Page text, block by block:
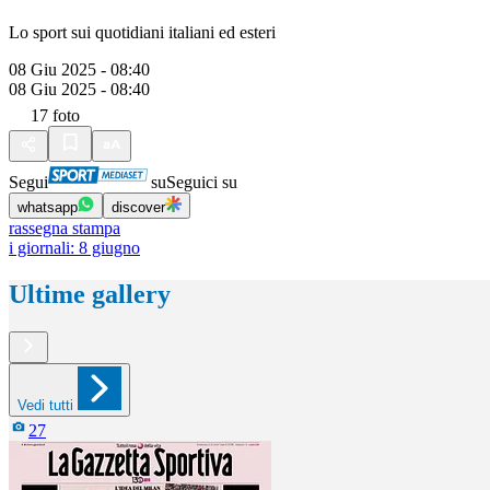
Lo sport sui quotidiani italiani ed esteri
08 Giu 2025 - 08:40
08 Giu 2025 - 08:40
17 foto
Segui suSeguici su
whatsapp discover
rassegna stampa
i giornali: 8 giugno
Ultime gallery
Vedi tutti
27